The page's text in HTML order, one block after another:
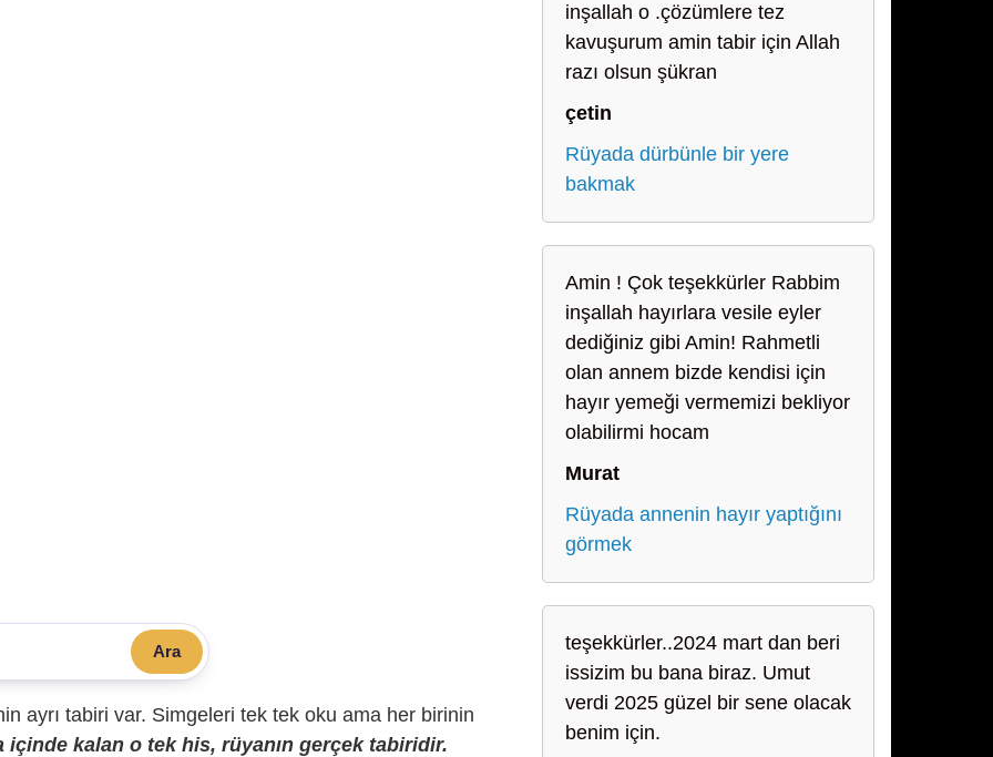
Ara
ayrı tabiri var. Simgeleri tek tek oku ama her birinin
içinde kalan o tek his, rüyanın gerçek tabiridir.
inşallah o .çözümlere tez
kavuşurum amin tabir için Allah
razı olsun şükran
çetin
Rüyada dürbünle bir yere
bakmak
Amin ! Çok teşekkürler Rabbim
inşallah hayırlara vesile eyler
dediğiniz gibi Amin! Rahmetli
olan annem bizde kendisi için
hayır yemeği vermemizi bekliyor
olabilirmi hocam
Murat
Rüyada annenin hayır yaptığını
görmek
teşekkürler..2024 mart dan beri
issizim bu bana biraz. Umut
verdi 2025 güzel bir sene olacak
benim için.